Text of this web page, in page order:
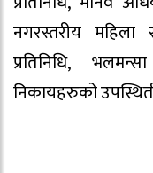
नगरस्तरीय
प्रतिनिधि,
निकायहरुको